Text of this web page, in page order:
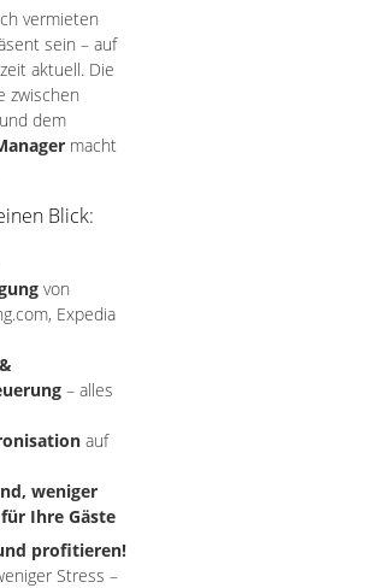
vermieten
sein – auf
aktuell. Die
zwischen
und dem
macht
Blick:
von
Expedia
– alles
auf
weniger
Ihre Gäste
profitieren!
Stress –